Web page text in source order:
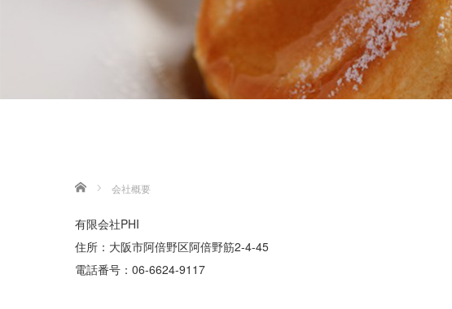
ホーム 会社概要
有限会社PHI
住所：大阪市阿倍野区阿倍野筋2-4-45
‭電話番号：06-6624-9117‬